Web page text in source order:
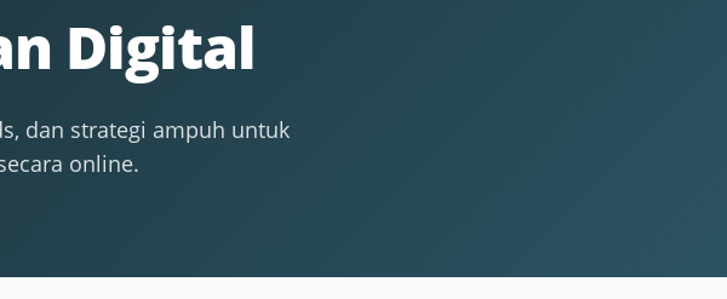
Digital
dan strategi ampuh untuk
online.